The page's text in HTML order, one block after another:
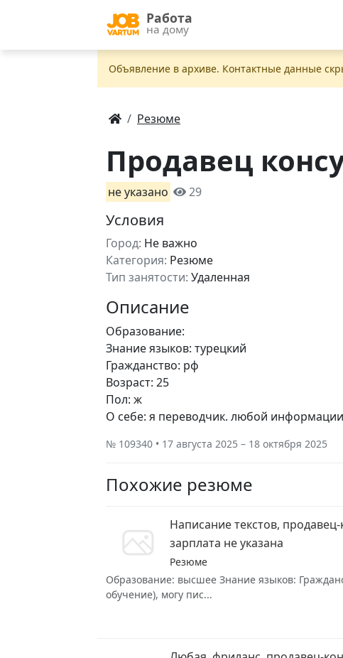
Работа
на дому
Объявление в apxивe. Контактные данные
Резюме
Продавец
не указано 29
Условия
Город: Не важно
Категория: Резюме
Тип занятости: Удаленная
Описание
Образование:
Знание языков: турецкий
Гражданство: рф
Возраст: 25
Пол: ж
О себе: я переводчик. любой
№ 109340 • 17 августа 2025 – 18 октября 2025
Похожие резюме
Написание текстов,
зарплата не указана
Резюме
Образование: высшее Знание языков:
обучение), могу пис...